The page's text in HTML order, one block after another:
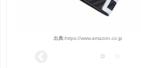
出典: https://www.amazon.co.jp